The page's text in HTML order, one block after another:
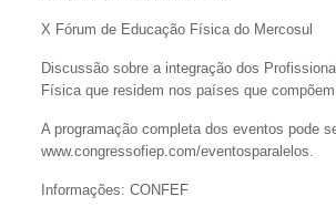
X Fórum de Educação Física do Mercosul
Discussão sobre a integração dos
Física que residem nos países que
A programação completa dos eventos pode
www.congressofiep.com/eventosparalelos.
Informações: CONFEF